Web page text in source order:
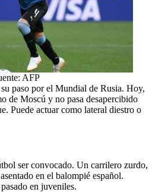
AFP
paso por el Mundial de Rusia. Hoy,
de Moscú y no pasa desapercibido
Puede actuar como lateral diestro o
ser convocado. Un carrilero zurdo,
en el balompié español.
en juveniles.